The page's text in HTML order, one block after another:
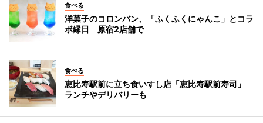
食べる
洋菓子のコロンバン、「ふくふくにゃんこ」とコラ
ボ縁日 原宿2店舗で
食べる
恵比寿駅前に立ち食いすし店「恵比寿駅前寿司」
ランチやデリバリーも